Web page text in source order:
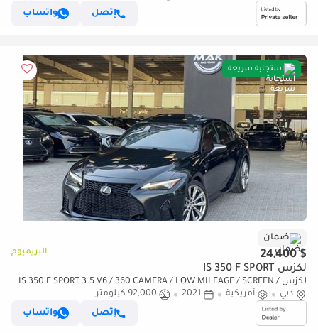
إتصل
واتساب
استجابة سريعة
ضمان
$ 24,400 البريميوم
لكزس IS 350 F SPORT
لكزس IS 350 F SPORT 3.5 V6 / 360 CAMERA / LOW MILEAGE / SCREEN /
COOLING AND HEATING SEATS
دبي أمريكية 2021
92,000 كيلومتر
إتصل
واتساب